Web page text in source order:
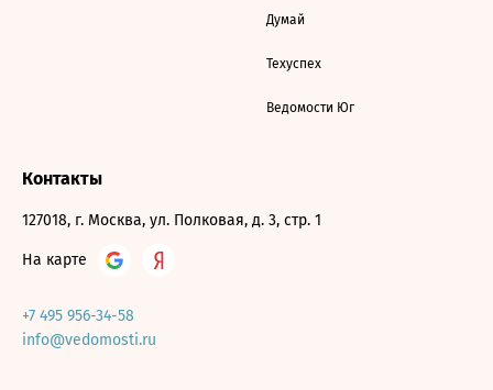
Думай
Техуспех
Ведомости Юг
Контакты
127018, г. Москва, ул. Полковая, д. 3, стр. 1
На карте
+7 495 956-34-58
info@vedomosti.ru